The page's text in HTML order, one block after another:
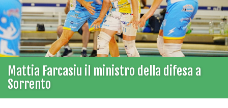
Mattia Farcasiu il ministro della difesa a
Sorrento